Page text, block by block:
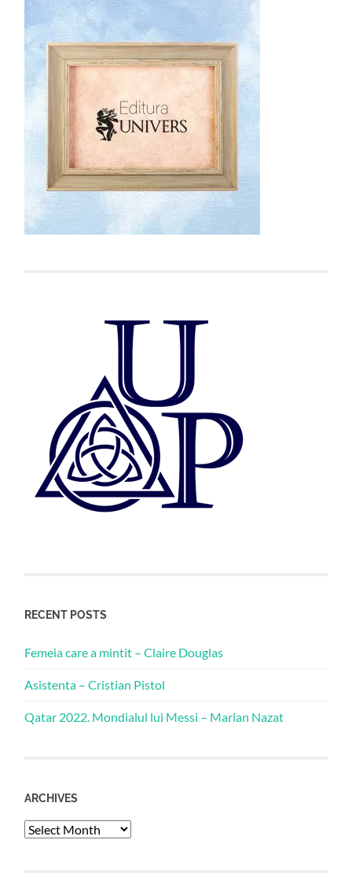
RECENT POSTS
Femeia care a mintit – Claire Douglas
Asistenta – Cristian Pistol
Qatar 2022. Mondialul lui Messi – Marian Nazat
ARCHIVES
Archives